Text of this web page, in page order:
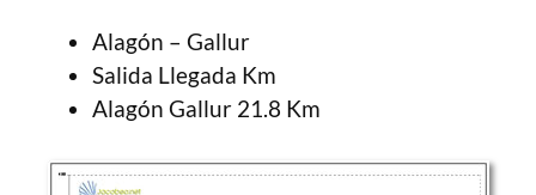
Alagón – Gallur
Salida Llegada Km
Alagón Gallur 21.8 Km